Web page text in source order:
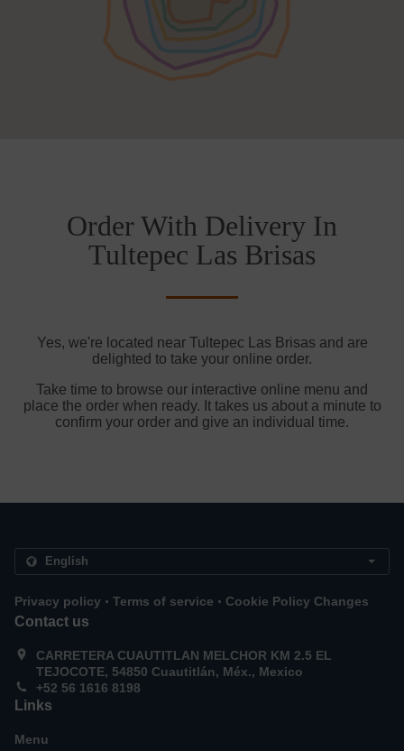
Order With Delivery In
Tultepec Las Brisas
Yes, we're located near Tultepec Las Brisas and are
delighted to take your online order.
Take time to browse our interactive online menu and
place the order when ready. It takes us about a minute to
confirm your order and give an individual time.
Privacy policy . Terms of service . Cookie Policy Changes
Contact us
CARRETERA CUAUTITLAN MELCHOR KM 2.5 EL
TEJOCOTE, 54850 Cuautitlán, Méx., Mexico
+52 56 1616 8198
Links
Menu